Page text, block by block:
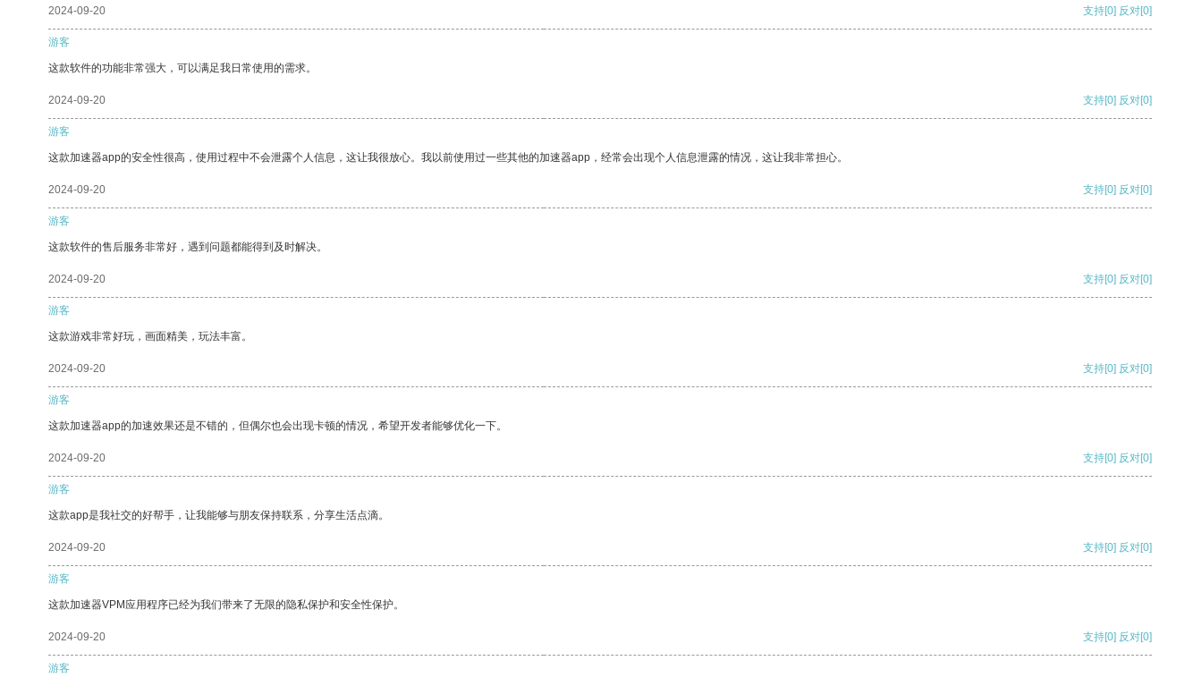
2024-09-20 支持[0] 反对[0]
游客
这款软件的功能非常强大，可以满足我日常使用的需求。
2024-09-20 支持[0] 反对[0]
游客
这款加速器app的安全性很高，使用过程中不会泄露个人信息，这让我很放心。我以前使用过一些其他的加速器app，经常会出现个人信息泄露的情况，这让我非常担心。
2024-09-20 支持[0] 反对[0]
游客
这款软件的售后服务非常好，遇到问题都能得到及时解决。
2024-09-20 支持[0] 反对[0]
游客
这款游戏非常好玩，画面精美，玩法丰富。
2024-09-20 支持[0] 反对[0]
游客
这款加速器app的加速效果还是不错的，但偶尔也会出现卡顿的情况，希望开发者能够优化一下。
2024-09-20 支持[0] 反对[0]
游客
这款app是我社交的好帮手，让我能够与朋友保持联系，分享生活点滴。
2024-09-20 支持[0] 反对[0]
游客
这款加速器VPM应用程序已经为我们带来了无限的隐私保护和安全性保护。
2024-09-20 支持[0] 反对[0]
游客